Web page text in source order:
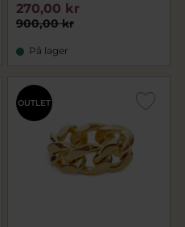
900,00 kr
270,00 kr
På lager
OUTLET